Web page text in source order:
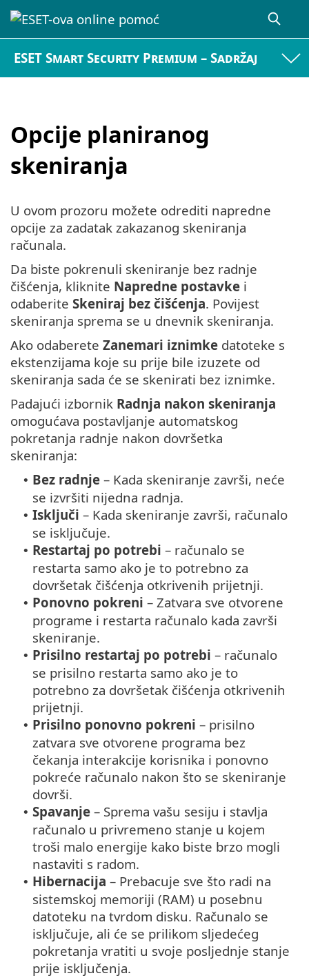
ESET Smart Security Premium – Sadržaj
Opcije planiranog
skeniranja
U ovom prozoru možete odrediti napredne
opcije za zadatak zakazanog skeniranja
računala.
Da biste pokrenuli skeniranje bez radnje
čišćenja, kliknite Napredne postavke i
odaberite Skeniraj bez čišćenja. Povijest
skeniranja sprema se u dnevnik skeniranja.
Ako odaberete Zanemari iznimke datoteke s
ekstenzijama koje su prije bile izuzete od
skeniranja sada će se skenirati bez iznimke.
Padajući izbornik Radnja nakon skeniranja
omogućava postavljanje automatskog
pokretanja radnje nakon dovršetka
skeniranja:
• Bez radnje – Kada skeniranje završi, neće
se izvršiti nijedna radnja.
• Isključi – Kada skeniranje završi, računalo
se isključuje.
• Restartaj po potrebi – računalo se
restarta samo ako je to potrebno za
dovršetak čišćenja otkrivenih prijetnji.
• Ponovno pokreni – Zatvara sve otvorene
programe i restarta računalo kada završi
skeniranje.
• Prisilno restartaj po potrebi – računalo
se prisilno restarta samo ako je to
potrebno za dovršetak čišćenja otkrivenih
prijetnji.
• Prisilno ponovno pokreni – prisilno
zatvara sve otvorene programa bez
čekanja interakcije korisnika i ponovno
pokreće računalo nakon što se skeniranje
dovrši.
• Spavanje – Sprema vašu sesiju i stavlja
računalo u privremeno stanje u kojem
troši malo energije kako biste brzo mogli
nastaviti s radom.
• Hibernacija – Prebacuje sve što radi na
sistemskoj memoriji (RAM) u posebnu
datoteku na tvrdom disku. Računalo se
isključuje, ali će se prilikom sljedećeg
pokretanja vratiti u svoje posljednje stanje
prije isključenja.